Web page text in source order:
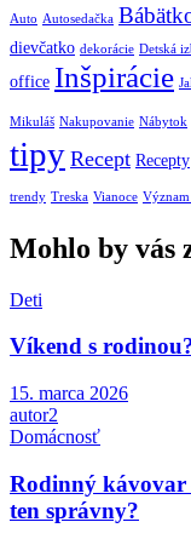
Auto Autosedačka
dievčatko dekorácie Detská
office Inšpirácie
Mikuláš Nakupovanie Nábytok
tipy Recept Recepty
trendy Treska Vianoce Význam
Mohlo by vás
Deti
Víkend s
15. marca 2026
autor2
Domácnosť
Rodinný
ten správny?